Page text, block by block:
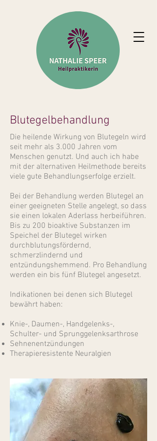
Blutegelbehandlung
Die heilende Wirkung von Blutegeln wird
seit mehr als 3.000 Jahren vom
Menschen genutzt. Und auch ich habe
mit der alternativen Heilmethode bereits
viele gute Behandlungserfolge erzielt.
Bei der Behandlung werden Blutegel an
einer geeigneten Stelle angelegt, so dass
sie einen lokalen Aderlass herbeiführen.
Bis zu 200 bioaktive Substanzen im
Speichel der Blutegel wirken
durchblutungsfördernd,
schmerzlindernd und
entzündungshemmend. Pro Behandlung
werden ein bis fünf Blutegel angesetzt.
Indikationen bei denen sich Blutegel
bewährt haben:
Knie-, Daumen-, Handgelenks-,
Schulter- und Sprunggelenksarthrose
Sehnenentzündungen
Therapieresistente Neuralgien